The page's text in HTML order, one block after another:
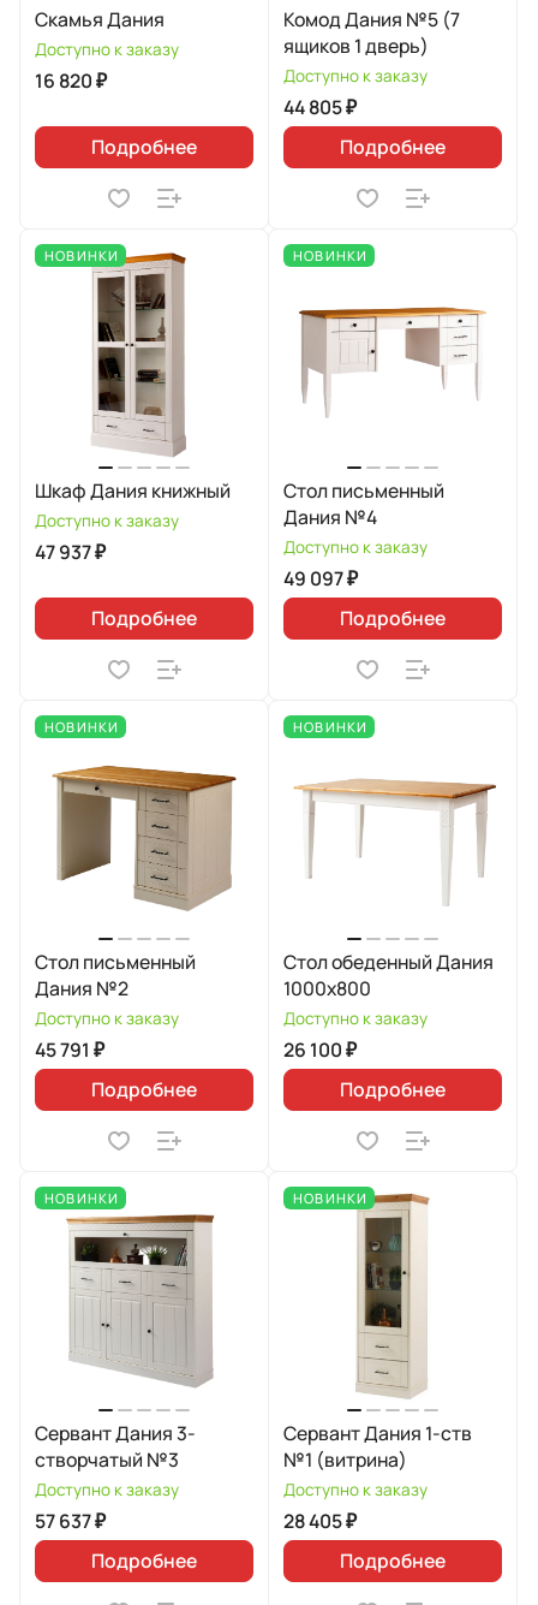
Скамья Дания
Доступно к заказу
16 820 ₽
Подробнее
Комод Дания №5 (7
ящиков 1 дверь)
Доступно к заказу
44 805 ₽
Подробнее
НОВИНКИ
Шкаф Дания книжный
Доступно к заказу
47 937 ₽
Подробнее
НОВИНКИ
Стол письменный
Дания №4
Доступно к заказу
49 097 ₽
Подробнее
НОВИНКИ
Стол письменный
Дания №2
Доступно к заказу
45 791 ₽
Подробнее
НОВИНКИ
Стол обеденный Дания
1000х800
Доступно к заказу
26 100 ₽
Подробнее
НОВИНКИ
Сервант Дания 3-
створчатый №3
Доступно к заказу
57 637 ₽
Подробнее
НОВИНКИ
Сервант Дания 1-ств
№1 (витрина)
Доступно к заказу
28 405 ₽
Подробнее